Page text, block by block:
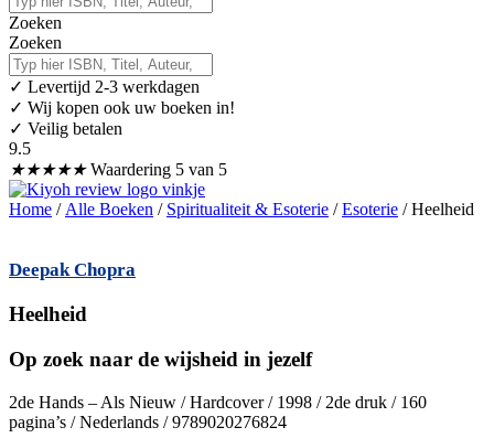
Zoeken
Zoeken
✓ Levertijd 2-3 werkdagen
✓ Wij kopen ook uw boeken in!
✓ Veilig betalen
9.5
★★★★★ Waardering 5 van 5
Home / Alle Boeken / Spiritualiteit & Esoterie /Esoterie / Heelheid
Deepak Chopra
Heelheid
Op zoek naar de wijsheid in jezelf
2de Hands – Als Nieuw / Hardcover / 1998 / 2de druk / 160
pagina’s / Nederlands / 9789020276824